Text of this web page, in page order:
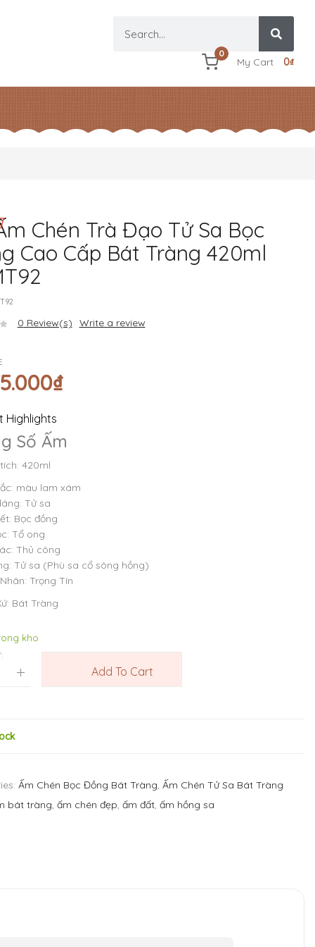
My Cart
0
0₫
Chén Trà Đạo Tử Sa Bọc
Cao Cấp Bát Tràng 420ml
0 Review(s) Write a review
₫
Highlights
Số Ấm
420ml
màu lam xám
Tử sa
Bọc đồng
Tổ ong
Thủ công
Tử sa (Phù sa cổ sông hồng)
Trọng Tín
Bát Tràng
kho
Add To Cart
Ấm Chén Bọc Đồng Bát Tràng, Ấm Chén Tử Sa Bát Tràng
bát tràng, ấm chén đẹp, ấm đất, ấm hồng sa